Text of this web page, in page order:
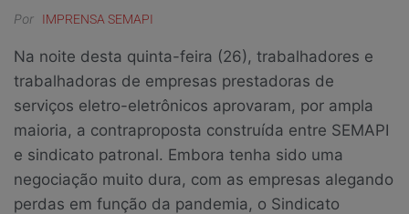
Por IMPRENSA SEMAPI
Na noite desta quinta-feira (26), trabalhadores e
trabalhadoras de empresas prestadoras de
serviços eletro-eletrônicos aprovaram, por ampla
maioria, a contraproposta construída entre SEMAPI
e sindicato patronal. Embora tenha sido uma
negociação muito dura, com as empresas alegando
perdas em função da pandemia, o Sindicato